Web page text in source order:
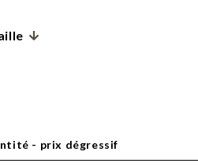
- prix dégressif